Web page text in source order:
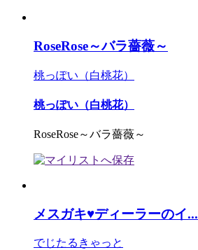
RoseRose～バラ薔薇～
桃っぽい（白桃花）
桃っぽい（白桃花）
RoseRose～バラ薔薇～
メスガキ♥ディーラーのイ...
でじたるきゃっと